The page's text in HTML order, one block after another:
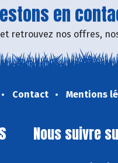
en
retrouvez nos offres,
Contact Mentions
Nous suivre